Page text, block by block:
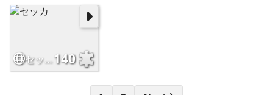
セッカ140